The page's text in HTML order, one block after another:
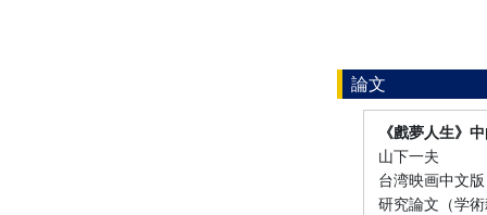
論文
《戲夢人生》
山下一夫
台湾映画中文
研究論文（学